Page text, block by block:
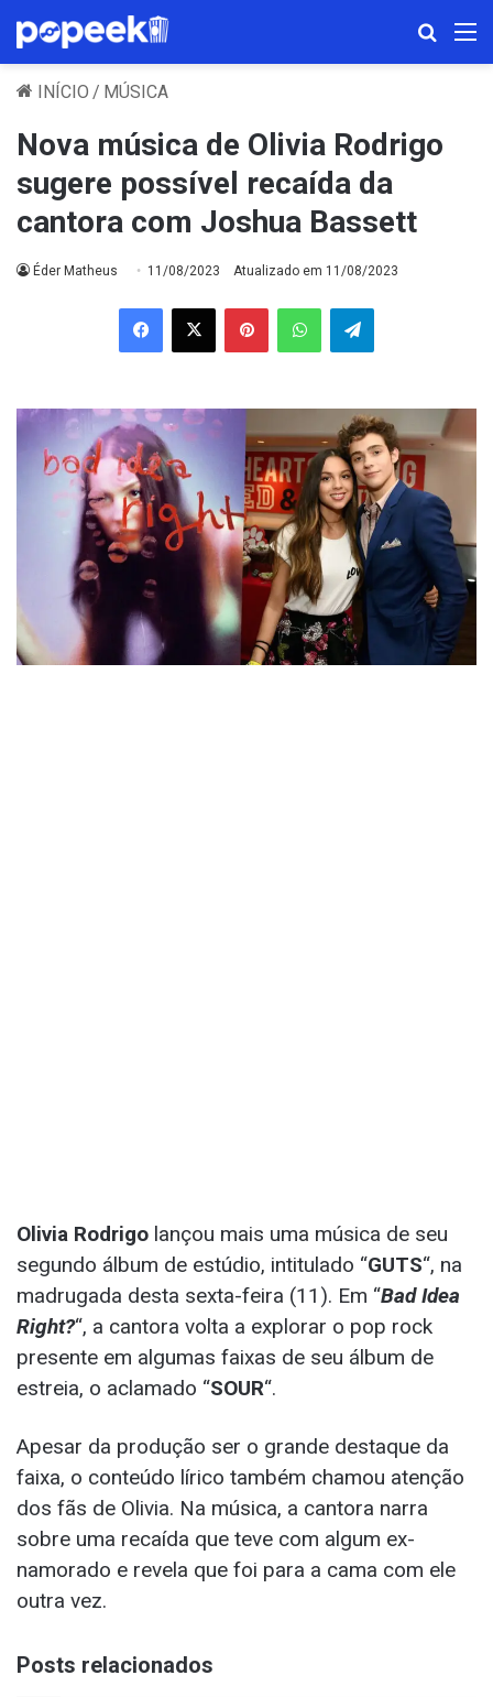
INÍCIO / MÚSICA
Nova música de Olivia Rodrigo
sugere possível recaída da
cantora com Joshua Bassett
Éder Matheus 11/08/2023 Atualizado em 11/08/2023
Facebook
X PinterestWhatsAppTelegram
Olivia Rodrigo lançou mais uma música de seu
segundo álbum de estúdio, intitulado “GUTS“, na
madrugada desta sexta-feira (11). Em “Bad Idea
Right?“, a cantora volta a explorar o pop rock
presente em algumas faixas de seu álbum de
estreia, o aclamado “SOUR“.
Apesar da produção ser o grande destaque da
faixa, o conteúdo lírico também chamou atenção
dos fãs de Olivia. Na música, a cantora narra
sobre uma recaída que teve com algum ex-
namorado e revela que foi para a cama com ele
outra vez.
Posts relacionados